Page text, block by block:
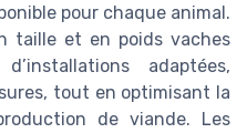
pour chaque animal.
taille et en poids vaches
adaptées,
tout en optimisant la
de viande. Les